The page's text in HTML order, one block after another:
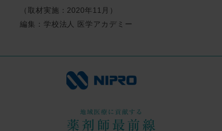
（取材実施：2020年11月）
編集：学校法人 医学アカデミー